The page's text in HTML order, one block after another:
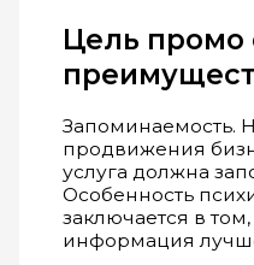
Цель
Запоминаемость.
продвижения
услуга должна
Особенность
заключается в
информация